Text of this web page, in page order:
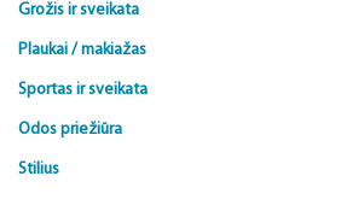
Grožis ir sveikata
Plaukai / makiažas
Sportas ir sveikata
Odos priežiūra
Stilius